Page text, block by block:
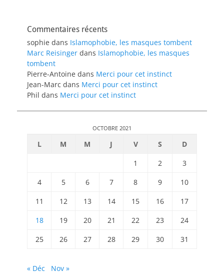
Commentaires récents
sophie dans Islamophobie, les masques tombent
Marc Reisinger dans Islamophobie, les masques
tombent
Pierre-Antoine dans Merci pour cet instinct
Jean-Marc dans Merci pour cet instinct
Phil dans Merci pour cet instinct
OCTOBRE 2021
L M M J V S
D
1
2
3
4
5 6 7 8 9
10
11
12 13 14 15 16
17
18
19 20 21 22 23
24
25
26 27 28 29 30 31
« Déc Nov »